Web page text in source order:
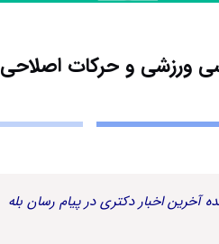
ورزشی و حرکات اصلاحی
آخرین اخبار دکتری در پیام رسان بله